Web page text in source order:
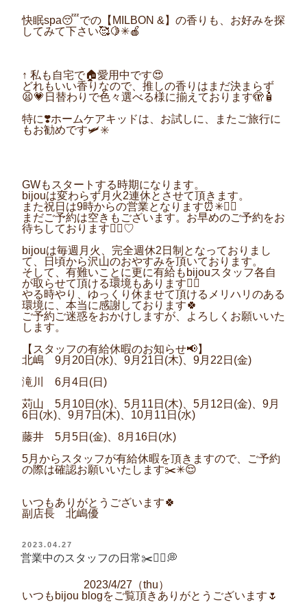
快眠spa😴での【MILBON &】の香りも、お好みを探
してみて下さい🥰🍋✳︎🍎
↑ 私も自宅で🏠愛用中です😍
どれもいい香りなので、推しの香りはまだ決まらず
😫💗日替わりで色々選べる様に揃えております🫣🧴
特に❣️ホームケアキッドは、お試しに、またご旅行に
もお勧めです🛩✳︎
GWもスタートする時期になります。
bijouは変わらず月火2連休とさせて頂きます。
また祝日は9時からの営業となります⏰✳︎💇‍♀️
まだご予約は空きもございます。お早めのご予約をお
待ちしております🙇‍♀️♡
bijouは毎週月火、完全週休2日制となっておりまし
て、日頃から沢山のおやすみを頂いております。
そして、有難いことに更に有給もbijouスタッフ各自
が取らせて頂ける環境もあります🙇‍♀️
やる時やり、ゆっくり休ませて頂けるメリハリのある
環境に、本当に感謝しております🍀
ご予約ご迷惑をおかけしますが、よろしくお願いいた
します。
【スタッフの有給休暇のお知らせ📢】
北嶋 9月20日(水)、9月21日(木)、9月22日(金)
滝川 6月4日(日)
苅山 5月10日(水)、5月11日(木)、5月12日(金)、9月
6日(水)、9月7日(木)、10月11日(水)
藤井 5月5日(金)、8月16日(水)
5月からスタッフが有給休暇を頂きますので、ご予約
の際は確認お願いいたします✂️✳︎😌
いつもありがとうございます🍀
副店長 北嶋優
投
稿
日:
2023.04.27
営業中のスタッフの日常✂️💆‍♀️💭
2023/4/27 （thu）
いつも bijou blogをご覧頂きありがとうございます 🌷